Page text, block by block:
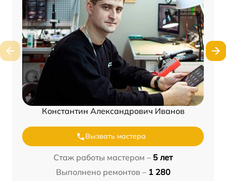
Константин Александрович Иванов
Вызвать мастера
Стаж работы мастером – 5 лет
Выполнено ремонтов – 1 280